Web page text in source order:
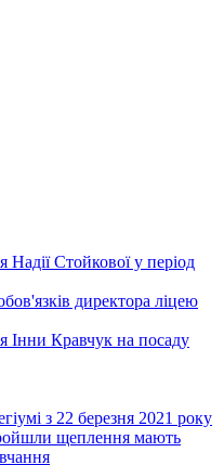
Стойкової у період
директора ліцею
Інни Кравчук на посаду
з 22 березня 2021 року
щеплення мають